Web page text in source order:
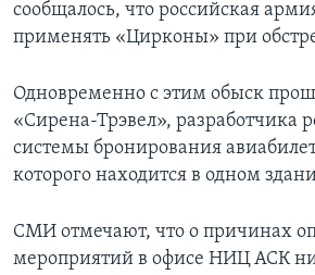
сообщалось, что российская
применять «Цирконы» при
Одновременно с этим обыск
«Сирена-Трэвел», разработчика
системы бронирования
которого находится в одном
СМИ отмечают, что о причинах
мероприятий в офисе НИЦ АСК